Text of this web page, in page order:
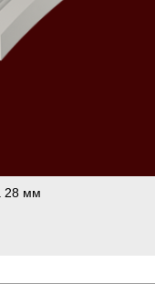
28 мм